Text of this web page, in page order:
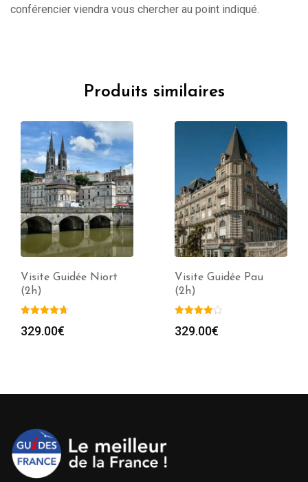
conférencier viendra vous chercher au point indiqué.
Produits similaires
Visite Guidée Niort
(2h)
329.00€
Visite Guidée Pau
(2h)
329.00€